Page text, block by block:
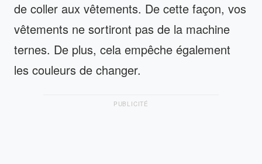
de coller aux vêtements. De cette façon, vos
vêtements ne sortiront pas de la machine
ternes. De plus, cela empêche également
les couleurs de changer.
PUBLICITÉ